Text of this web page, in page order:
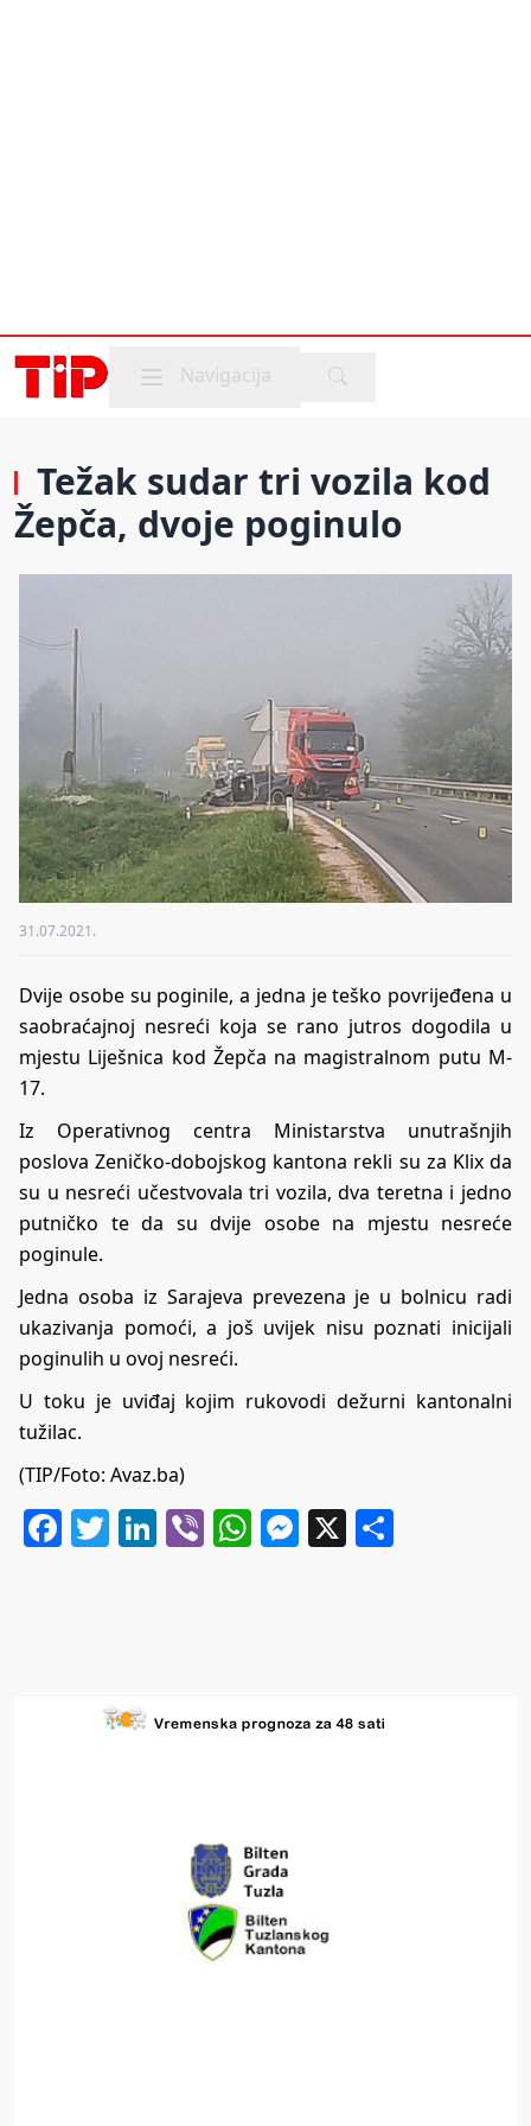
Mobile menu
Navigacija
Težak sudar tri vozila kod
Žepča, dvoje poginulo
31.07.2021.
Dvije osobe su poginile, a jedna je teško povrijeđena u
saobraćajnoj nesreći koja se rano jutros dogodila u
mjestu Liješnica kod Žepča na magistralnom putu M-
17.
Iz Operativnog centra Ministarstva unutrašnjih
poslova Zeničko-dobojskog kantona rekli su za Klix da
su u nesreći učestvovala tri vozila, dva teretna i jedno
putničko te da su dvije osobe na mjestu nesreće
poginule.
Jedna osoba iz Sarajeva prevezena je u bolnicu radi
ukazivanja pomoći, a još uvijek nisu poznati inicijali
poginulih u ovoj nesreći.
U toku je uviđaj kojim rukovodi dežurni kantonalni
tužilac.
(TIP/Foto: Avaz.ba)
Facebook
Twitter
LinkedIn
ViberWhatsApp
Messenger
X